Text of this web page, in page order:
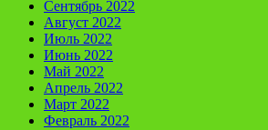
Сентябрь 2022
Август 2022
Июль 2022
Июнь 2022
Май 2022
Апрель 2022
Март 2022
Февраль 2022